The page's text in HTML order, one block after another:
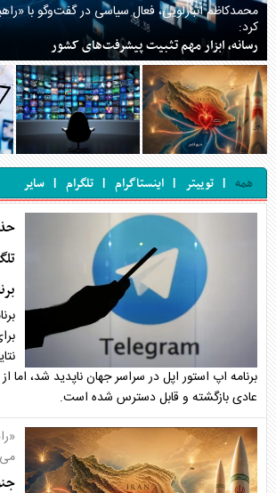
محمدکاظم انبارلویی، فعال سیاسی در گفت‌وگو با
کرد:
رسانه، ابزار مهم تثبیت پیشرفت‌های کشور
همه | توییتر | اینستاگرام | تلگرام | سایر
برنامه اپ استور اپل در سراسر جهان ناپدید شد،
عادی بازگشته و قابل دسترس شده است.